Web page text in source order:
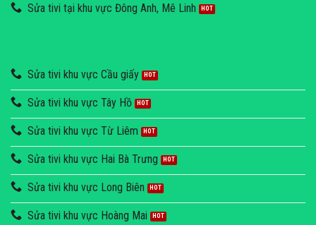
Sửa tivi tại khu vực Đông Anh, Mê Linh
Sửa tivi khu vực Cầu giấy
Sửa tivi khu vực Tây Hồ
Sửa tivi khu vực Từ Liêm
Sửa tivi khu vực Hai Bà Trưng
Sửa tivi khu vực Long Biên
Sửa tivi khu vực Hoàng Mai